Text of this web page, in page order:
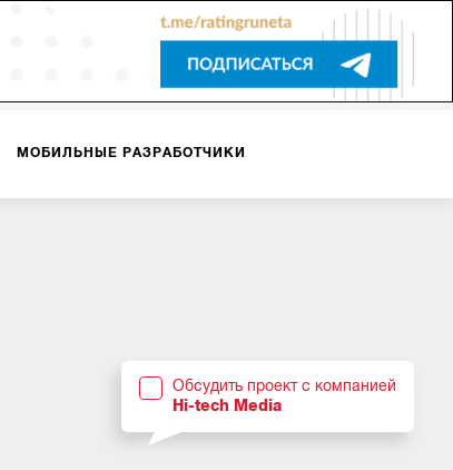
МОБИЛЬНЫЕ РАЗРАБОТЧИКИ
Обсудить проект с компанией
Hi-tech Media